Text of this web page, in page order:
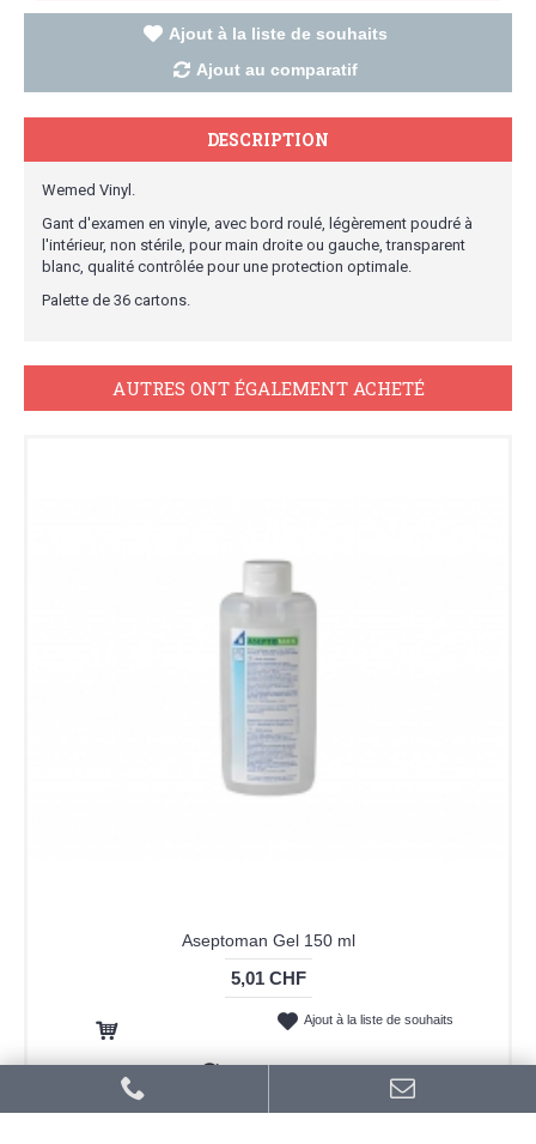
Ajout à la liste de souhaits
Ajout au comparatif
DESCRIPTION
Wemed Vinyl.
Gant d'examen en vinyle, avec bord roulé, légèrement poudré à
l'intérieur, non stérile, pour main droite ou gauche, transparent
blanc, qualité contrôlée pour une protection optimale.
Palette de 36 cartons.
AUTRES ONT ÉGALEMENT ACHETÉ
Aseptoman Gel 150 ml
5,01 CHF
Ajout à la liste de souhaits
Ajout au comparatif